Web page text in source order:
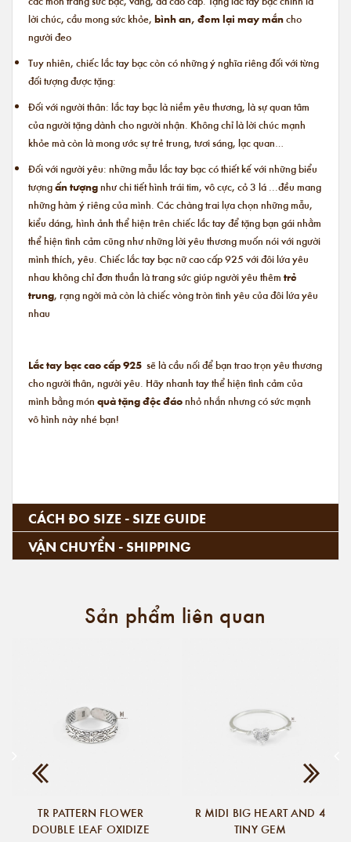
lời chúc, cầu mong sức khỏe, bình an, đem lại may mắncho
người đeo
Tuy nhiên, chiếc lắc tay bạc còn có những ý nghĩa riêng đối với từng
đối tượng được tặng:
Đối với người thân: lắc tay bạc là niềm yêu thương, là sự quan tâm
của người tặng dành cho người nhận. Không chỉ là lời chúc mạnh
khỏe mà còn là mong ước sự trẻ trung, tươi sáng, lạc quan…
Đối với người yêu: những mẫu lắc tay bạc có thiết kế với những biểu
tượngấn tượngnhư chi tiết hình trái tim, vô cực, cỏ 3 lá ...đều mang
những hàm ý riêng của mình. Các chàng trai lựa chọn những mẫu,
kiểu dáng, hình ảnh thể hiện trên chiếc lắc tay để tặng bạn gái nhằm
thể hiện tình cảm cũng như những lời yêu thương muốn nói với người
mình thích, yêu. Chiếclắc tay bạc nữ cao cấp925 với đôi lứa yêu
nhau không chỉ đơn thuần là trang sức giúp người yêu thêm trẻ
trung, rạng ngời mà còn là chiếc vòng tròn tình yêu của đôi lứa yêu
nhau
Lắc tay bạc cao cấp 925 sẽ là cầu nối để bạn trao trọn yêu thương
cho người thân, người yêu. Hãy nhanh tay thể hiện tình cảm của
mình bằng món quà tặng độc đáonhỏ nhắn nhưng có sức mạnh
vô hình này nhé bạn!
CÁCH ĐO SIZE - SIZE GUIDE
VẬN CHUYỂN - SHIPPING
Sản phẩm liên quan
TR PATTERN FLOWER
DOUBLE LEAF OXIDIZE
R MIDI BIG HEART AND 4
TINY GEM